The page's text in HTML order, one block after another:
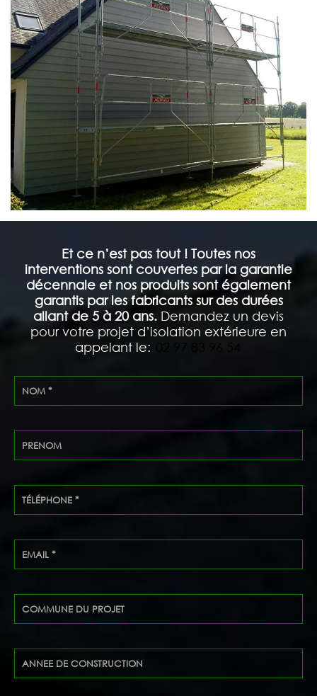
Et ce n’est pas tout ! Toutes nos
interventions sont couvertes par la garantie
décennale et nos produits sont également
garantis par les fabricants sur des durées
allant de 5 à 20 ans. Demandez un devis
pour votre projet d’isolation extérieure en
appelant le: